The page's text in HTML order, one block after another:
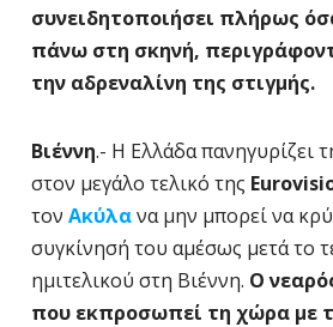
συνειδητοποιήσει πλήρως
πάνω στη σκηνή,
την αδρεναλίνη της στιγμής.
Βιέννη.- Η Ελλάδα πανηγυρίζει
στον μεγάλο τελικό της
τον Ακύλανα μην μπορεί να
συγκίνησή του αμέσως μετά το
ημιτελικού στη Βιέννη. Ο
που εκπροσωπεί τη χώρα με